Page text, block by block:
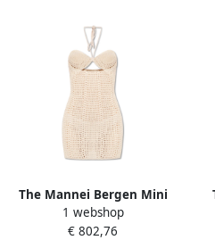
The Mannei Bergen Mini
jurk Beige Dames
1 webshop
€ 802,76